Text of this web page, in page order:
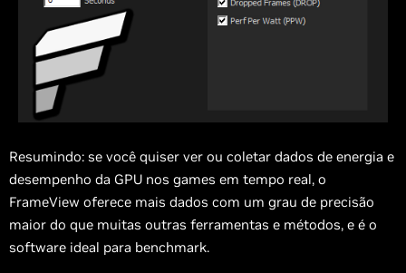
Resumindo: se você quiser ver ou coletar dados de energia e
desempenho da GPU nos games em tempo real, o
FrameView oferece mais dados com um grau de precisão
maior do que muitas outras ferramentas e métodos, e é o
software ideal para benchmark.